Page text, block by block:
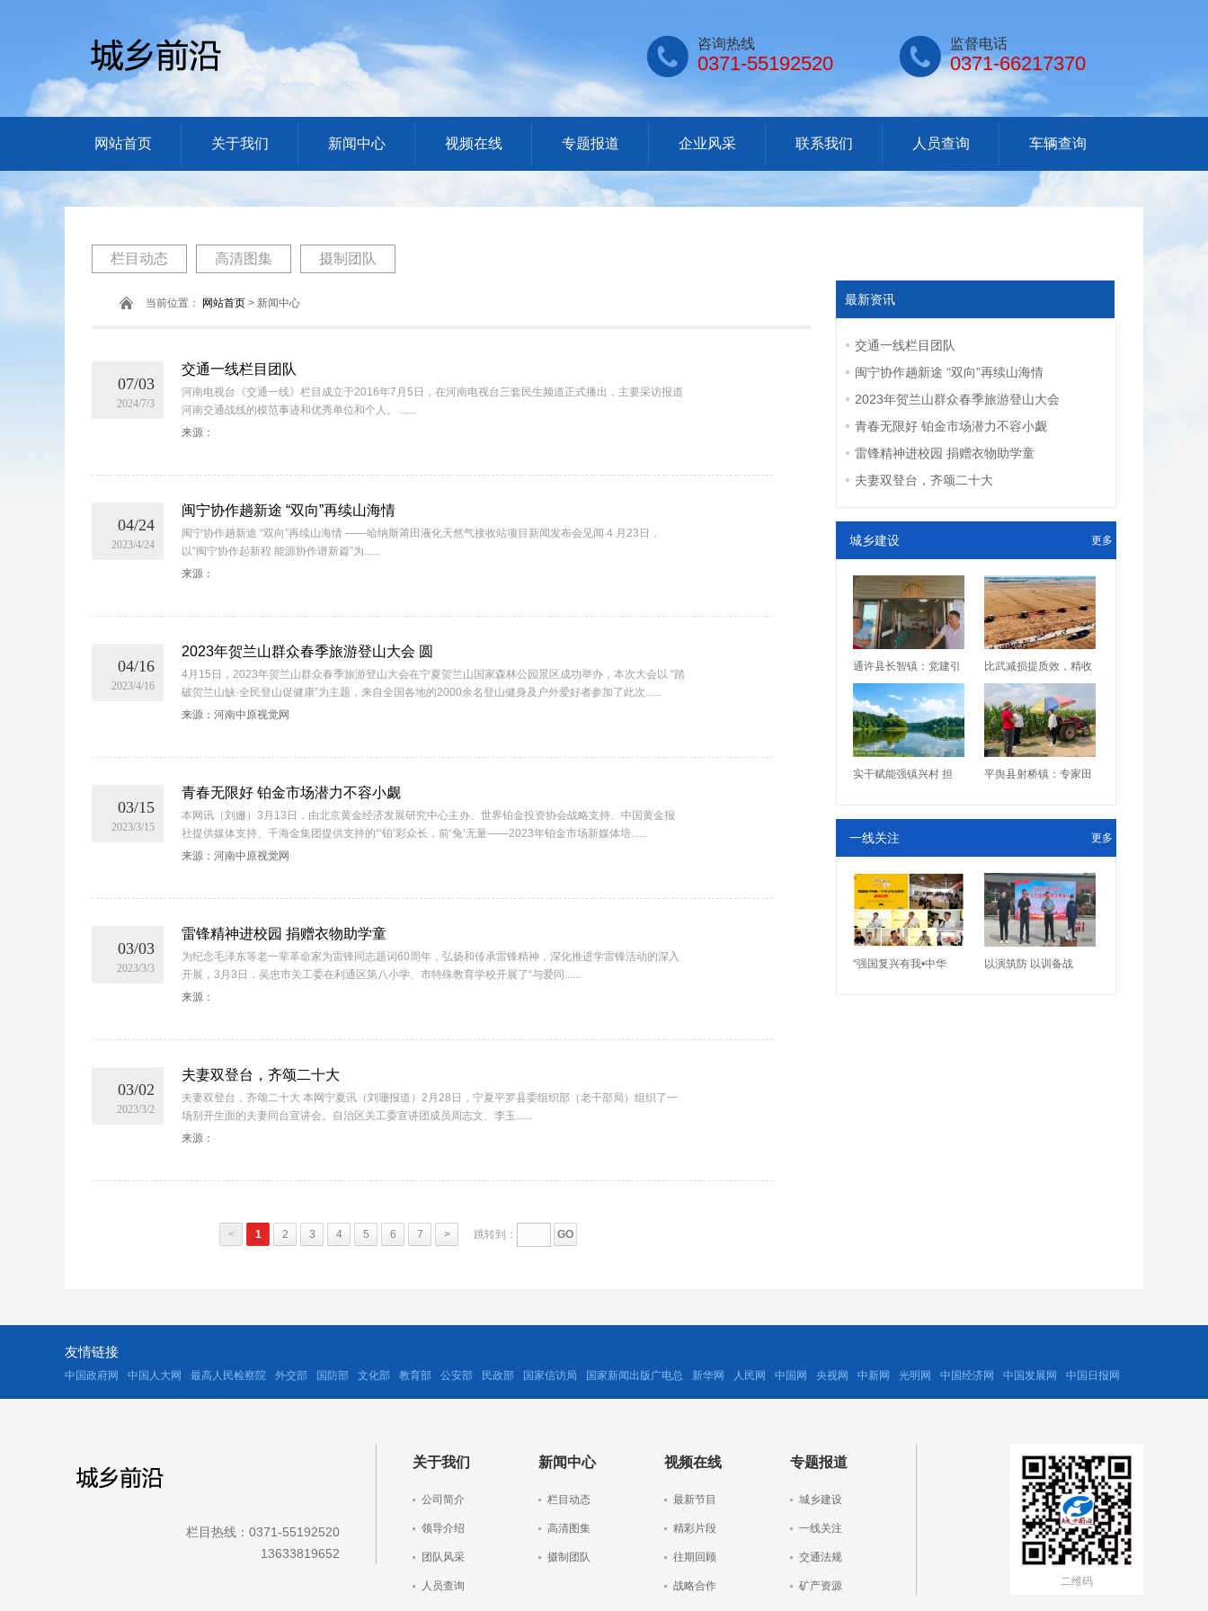
 咨询热线
0371-55192520  监督电话
0371-66217370
网站首页 关于我们 新闻中心 视频在线 专题报道 企业风采 联系我们 人员查询 车辆查询
栏目动态 高清图集 摄制团队
当前位置： 网站首页 > 新闻中心
07/03
2024/7/3
交通一线栏目团队
河南电视台《交通一线》栏目成立于2016年7月5日，在河南电视台三套民生频道正式播出，主要采访报道
河南交通战线的模范事迹和优秀单位和个人。 ......
来源：
04/24
2023/4/24
闽宁协作趟新途 “双向”再续山海情
闽宁协作趟新途 “双向”再续山海情 ——哈纳斯莆田液化天然气接收站项目新闻发布会见闻 4 月23日，
以“闽宁协作起新程 能源协作谱新篇”为......
来源：
04/16
2023/4/16
2023年贺兰山群众春季旅游登山大会 圆
4月15日，2023年贺兰山群众春季旅游登山大会在宁夏贺兰山国家森林公园景区成功举办，本次大会以 “踏
破贺兰山缺·全民登山促健康”为主题，来自全国各地的2000余名登山健身及户外爱好者参加了此次......
来源：河南中原视觉网
03/15
2023/3/15
青春无限好 铂金市场潜力不容小觑
本网讯（刘姗）3月13日，由北京黄金经济发展研究中心主办、世界铂金投资协会战略支持、中国黄金报
社提供媒体支持、千海金集团提供支持的“‘铂’彩众长，前‘兔’无量——2023年铂金市场新媒体培......
来源：河南中原视觉网
03/03
2023/3/3
雷锋精神进校园 捐赠衣物助学童
为纪念毛泽东等老一辈革命家为雷锋同志题词60周年，弘扬和传承雷锋精神，深化推进学雷锋活动的深入
开展，3月3日，吴忠市关工委在利通区第八小学、市特殊教育学校开展了“与爱同......
来源：
03/02
2023/3/2
夫妻双登台，齐颂二十大
夫妻双登台，齐颂二十大 本网宁夏讯（刘珊报道）2月28日，宁夏平罗县委组织部（老干部局）组织了一
场别开生面的夫妻同台宣讲会。自治区关工委宣讲团成员周志文、李玉......
来源：
< 1 2 3 4 5 6 7 > 跳转到：
最新资讯
交通一线栏目团队
闽宁协作趟新途 “双向”再续山海情
2023年贺兰山群众春季旅游登山大会
青春无限好 铂金市场潜力不容小觑
雷锋精神进校园 捐赠衣物助学童
夫妻双登台，齐颂二十大
城乡建设 更多
通许县长智镇：党建引 比武减损提质效，精收
实干赋能强镇兴村 担 平舆县射桥镇：专家田
一线关注 更多
“强国复兴有我•中华 以演筑防 以训备战
友情链接
中国政府网 中国人大网 最高人民检察院 外交部 国防部 文化部 教育部 公安部 民政部 国家信访局 国家新闻出版广电总 新华网 人民网 中国网 央视网 中新网 光明网 中国经济网 中国发展网 中国日报网
栏目热线：0371-55192520
13633819652
关于我们
公司简介
领导介绍
团队风采
人员查询
新闻中心
栏目动态
高清图集
摄制团队
视频在线
最新节目
精彩片段
往期回顾
战略合作
专题报道
城乡建设
一线关注
交通法规
矿产资源 二维码